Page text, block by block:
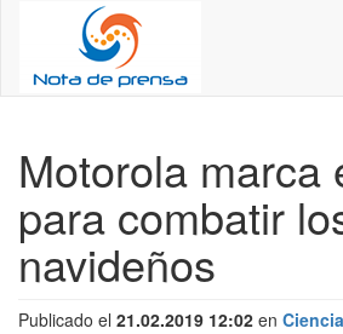
Motorola marca
para combatir
navideños
Publicado el 21.02.2019 12:02 en